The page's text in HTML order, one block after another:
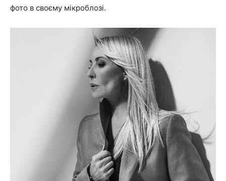
фото в своєму мікроблозі.